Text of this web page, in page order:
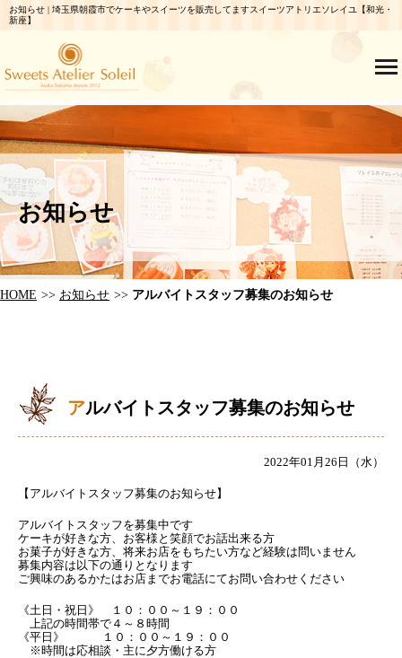
お知らせ | 埼玉県朝霞市でケーキやスイーツを販売してますスイーツアトリエソレイユ【和光・
新座】
お知らせ
HOME お知らせ アルバイトスタッフ募集のお知らせ
アルバイトスタッフ募集のお知らせ
2022年01月26日（水）
【アルバイトスタッフ募集のお知らせ】
アルバイトスタッフを募集中です
ケーキが好きな方、お客様と笑顔でお話出来る方
お菓子が好きな方、将来お店をもちたい方など経験は問いません
募集内容は以下の通りとなります
ご興味のあるかたはお店までお電話にてお問い合わせください
《土日・祝日》 １０：００～１９：００
上記の時間帯で４～８時間
《平日》 １０：００～１９：００
※時間は応相談・主に夕方働ける方